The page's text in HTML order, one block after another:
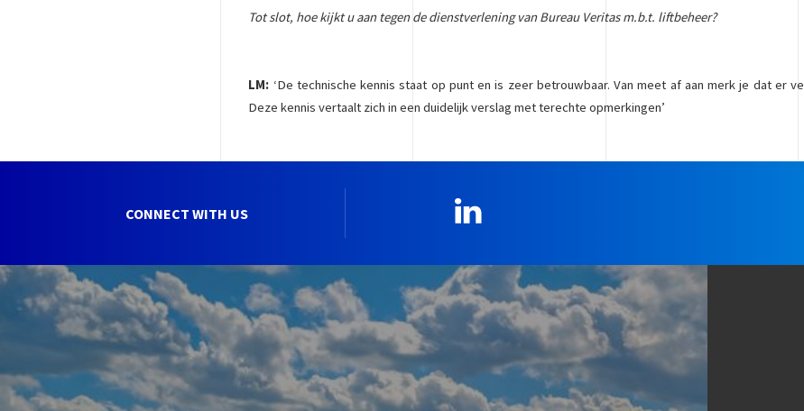
Tot slot, hoe kijkt u aan tegen de dienstverlening van Bureau Veritas m.b.t. liftbeheer?
LM: ‘De technische kennis staat op punt en is zeer betrouwbaar. Van meet af aan merk je dat er
Deze kennis vertaalt zich in een duidelijk verslag met terechte opmerkingen’
CONNECT WITH US